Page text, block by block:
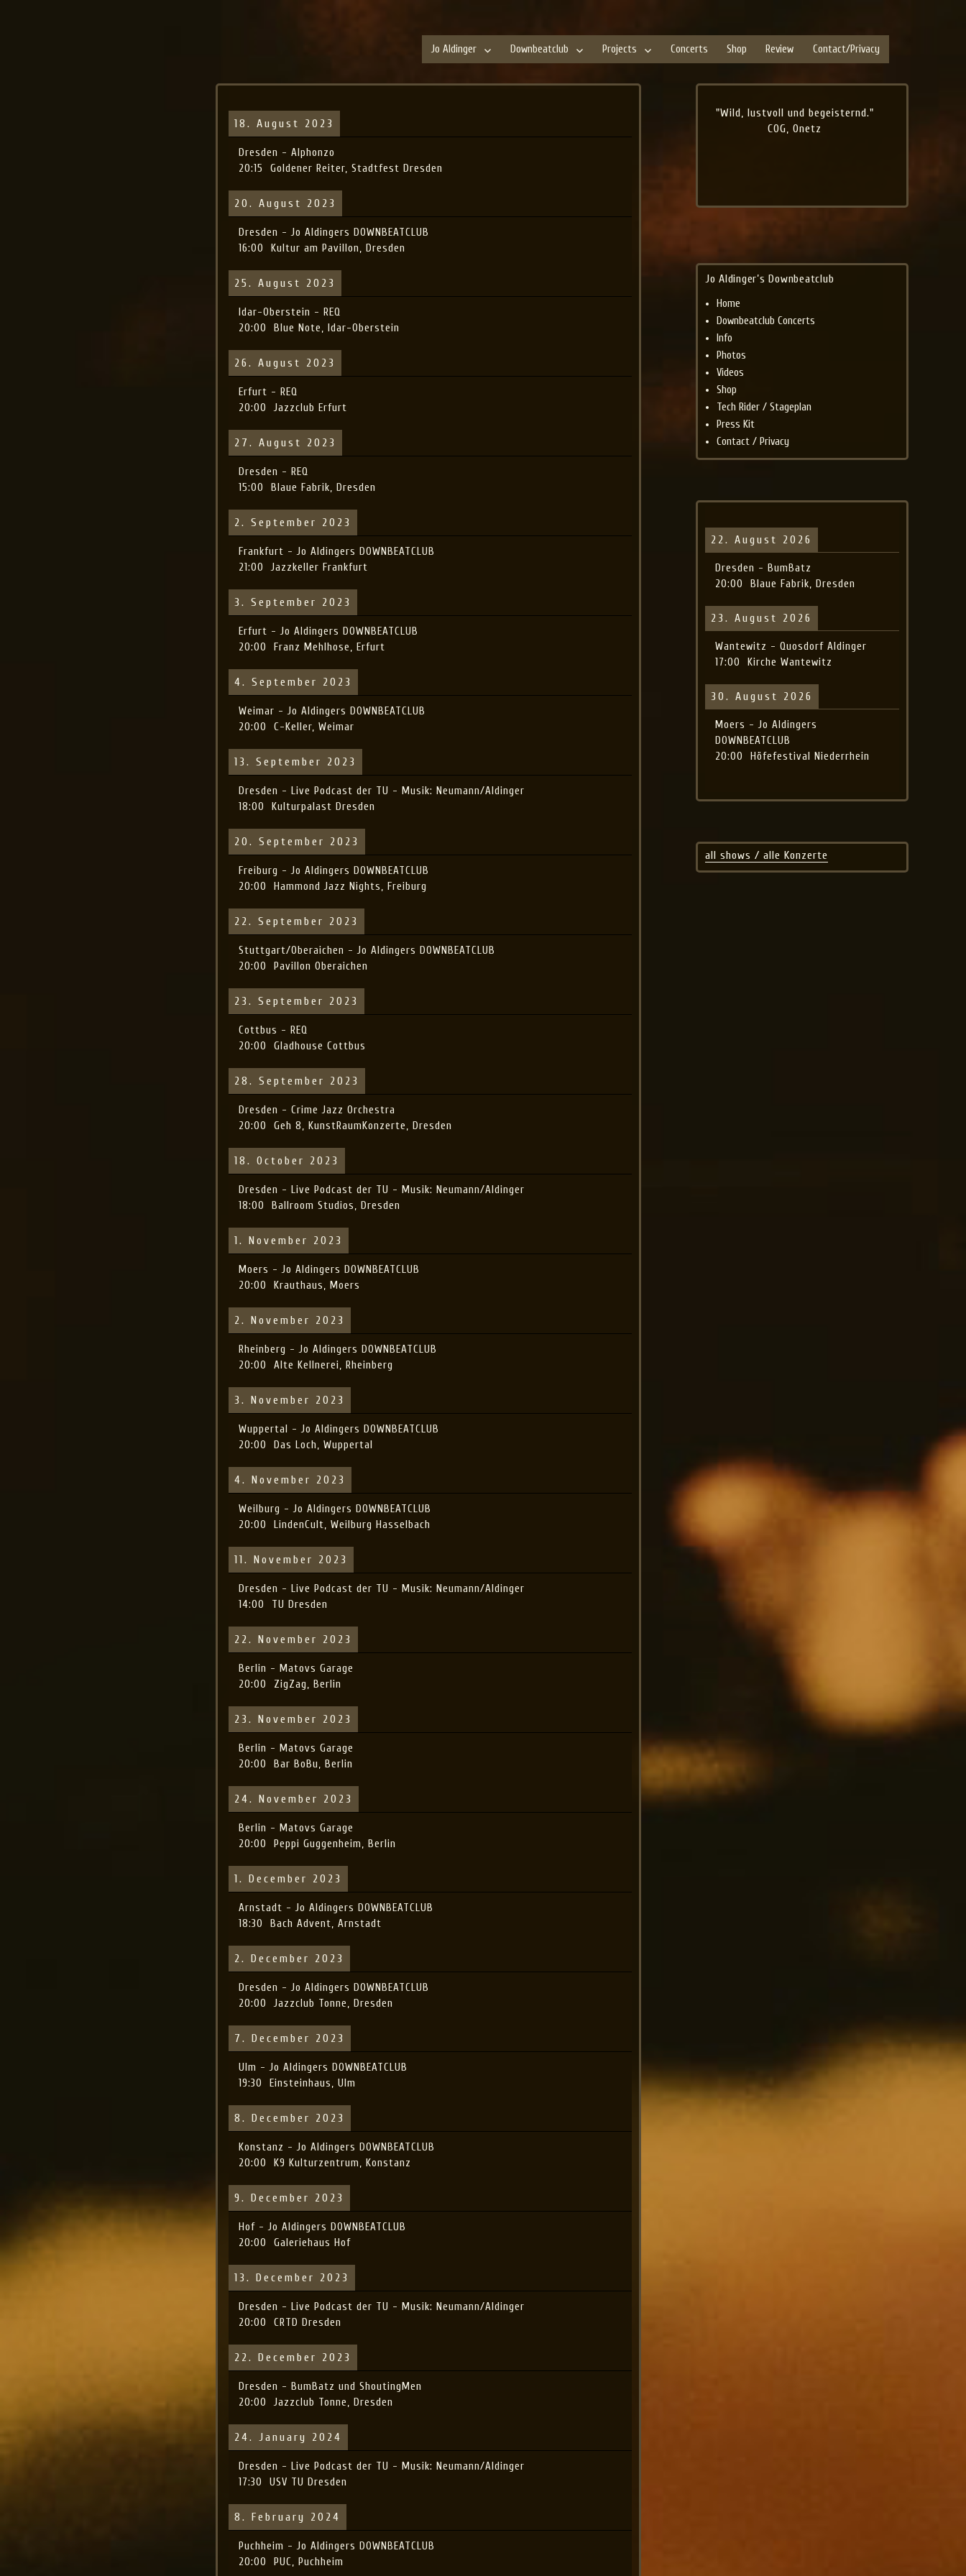
Jo Aldinger Downbeatclub Projects Concerts Shop Review Contact/Privacy
18. August 2023
Dresden - Alphonzo
20:15
Goldener Reiter, Stadtfest Dresden
20. August 2023
Dresden - Jo Aldingers DOWNBEATCLUB
16:00
Kultur am Pavillon, Dresden
25. August 2023
Idar-Oberstein - REQ
20:00
Blue Note, Idar-Oberstein
26. August 2023
Erfurt - REQ
20:00
Jazzclub Erfurt
27. August 2023
Dresden - REQ
15:00
Blaue Fabrik, Dresden
2. September 2023
Frankfurt - Jo Aldingers DOWNBEATCLUB
21:00
Jazzkeller Frankfurt
3. September 2023
Erfurt - Jo Aldingers DOWNBEATCLUB
20:00
Franz Mehlhose, Erfurt
4. September 2023
Weimar - Jo Aldingers DOWNBEATCLUB
20:00
C-Keller, Weimar
13. September 2023
Dresden - Live Podcast der TU - Musik: Neumann/Aldinger
18:00
Kulturpalast Dresden
20. September 2023
Freiburg - Jo Aldingers DOWNBEATCLUB
20:00
Hammond Jazz Nights, Freiburg
22. September 2023
Stuttgart/Oberaichen - Jo Aldingers DOWNBEATCLUB
20:00
Pavillon Oberaichen
23. September 2023
Cottbus - REQ
20:00
Gladhouse Cottbus
28. September 2023
Dresden - Crime Jazz Orchestra
20:00
Geh 8, KunstRaumKonzerte, Dresden
18. October 2023
Dresden - Live Podcast der TU - Musik: Neumann/Aldinger
18:00
Ballroom Studios, Dresden
1. November 2023
Moers - Jo Aldingers DOWNBEATCLUB
20:00
Krauthaus, Moers
2. November 2023
Rheinberg - Jo Aldingers DOWNBEATCLUB
20:00
Alte Kellnerei, Rheinberg
3. November 2023
Wuppertal - Jo Aldingers DOWNBEATCLUB
20:00
Das Loch, Wuppertal
4. November 2023
Weilburg - Jo Aldingers DOWNBEATCLUB
20:00
LindenCult, Weilburg Hasselbach
11. November 2023
Dresden - Live Podcast der TU - Musik: Neumann/Aldinger
14:00
TU Dresden
22. November 2023
Berlin - Matovs Garage
20:00
ZigZag, Berlin
23. November 2023
Berlin - Matovs Garage
20:00
Bar BoBu, Berlin
24. November 2023
Berlin - Matovs Garage
20:00
Peppi Guggenheim, Berlin
1. December 2023
Arnstadt - Jo Aldingers DOWNBEATCLUB
18:30
Bach Advent, Arnstadt
2. December 2023
Dresden - Jo Aldingers DOWNBEATCLUB
20:00
Jazzclub Tonne, Dresden
7. December 2023
Ulm - Jo Aldingers DOWNBEATCLUB
19:30
Einsteinhaus, Ulm
8. December 2023
Konstanz - Jo Aldingers DOWNBEATCLUB
20:00
K9 Kulturzentrum, Konstanz
9. December 2023
Hof - Jo Aldingers DOWNBEATCLUB
20:00
Galeriehaus Hof
13. December 2023
Dresden - Live Podcast der TU - Musik: Neumann/Aldinger
20:00
CRTD Dresden
22. December 2023
Dresden - BumBatz und ShoutingMen
20:00
Jazzclub Tonne, Dresden
24. January 2024
Dresden - Live Podcast der TU - Musik: Neumann/Aldinger
17:30
USV TU Dresden
8. February 2024
Puchheim - Jo Aldingers DOWNBEATCLUB
20:00
PUC, Puchheim
"Wild, lustvoll und begeisternd."
COG, Onetz
Jo Aldinger’s Downbeatclub
Home
Downbeatclub Concerts
Info
Photos
Videos
Shop
Tech Rider / Stageplan
Press Kit
Contact / Privacy
22. August 2026
Dresden - BumBatz
20:00
Blaue Fabrik, Dresden
23. August 2026
Wantewitz - Quosdorf Aldinger
17:00
Kirche Wantewitz
30. August 2026
Moers - Jo Aldingers
DOWNBEATCLUB
20:00
Höfefestival Niederrhein
all shows / alle Konzerte